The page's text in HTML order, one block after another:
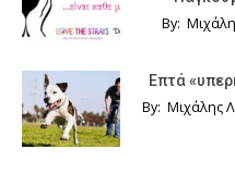
By:
Επτά
By: Μιχάλης